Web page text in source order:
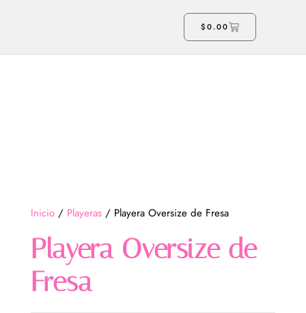
$0.00
Inicio / Playeras / Playera Oversize de Fresa
Playera Oversize de
Fresa